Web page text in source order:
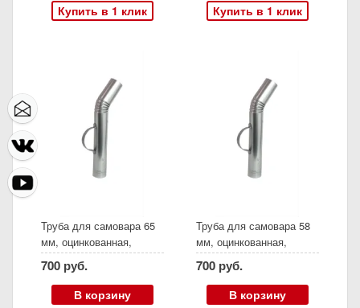
Купить в 1 клик
Купить в 1 клик
Труба для самовара 65
мм, оцинкованная,
гофра
700 руб.
В корзину
Труба для самовара 58
мм, оцинкованная,
гофра
700 руб.
В корзину